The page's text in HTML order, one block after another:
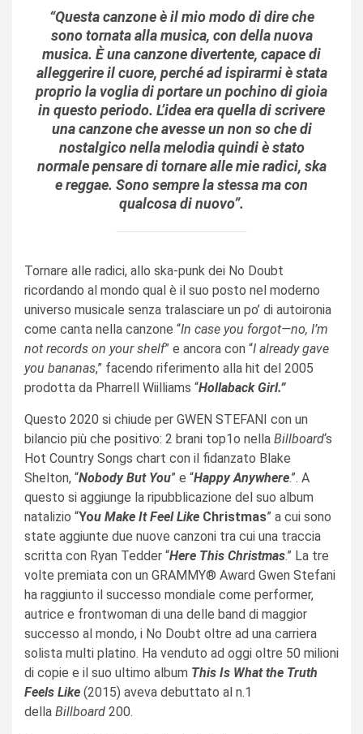
“Questa canzone è il mio modo di dire che
sono tornata alla musica, con della nuova
musica. È una canzone divertente, capace di
alleggerire il cuore, perché ad ispirarmi è stata
proprio la voglia di portare un pochino di gioia
in questo periodo. L’idea era quella di scrivere
una canzone che avesse un non so che di
nostalgico nella melodia quindi è stato
normale pensare di tornare alle mie radici, ska
e reggae. Sono sempre la stessa ma con
qualcosa di nuovo”.
Tornare alle radici, allo ska-punk dei No Doubt
ricordando al mondo qual è il suo posto nel moderno
universo musicale senza tralasciare un po’ di autoironia
come canta nella canzone “In case you forgot—no, I’m
not records on your shelf” e ancora con “I already gave
you bananas,” facendo riferimento alla hit del 2005
prodotta da Pharrell Wiilliams “Hollaback Girl.”
Questo 2020 si chiude per GWEN STEFANI con un
bilancio più che positivo: 2 brani top1o nella Billboard‘s
Hot Country Songs chart con il fidanzato Blake
Shelton, “Nobody But You” e “Happy Anywhere.”. A
questo si aggiunge la ripubblicazione del suo album
natalizio “You Make It Feel Like Christmas” a cui sono
state aggiunte due nuove canzoni tra cui una traccia
scritta con Ryan Tedder “Here This Christmas.” La tre
volte premiata con un GRAMMY® Award Gwen Stefani
ha raggiunto il successo mondiale come performer,
autrice e frontwoman di una delle band di maggior
successo al mondo, i No Doubt oltre ad una carriera
solista multi platino. Ha venduto ad oggi oltre 50 milioni
di copie e il suo ultimo album This Is What the Truth
Feels Like (2015) aveva debuttato al n.1
della Billboard 200.